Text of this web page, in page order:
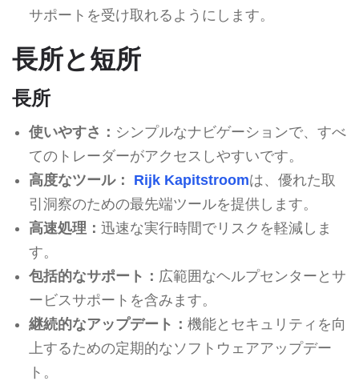
サポートを受け取れるようにします。
長所と短所
長所
使いやすさ： シンプルなナビゲーションで、すべ
てのトレーダーがアクセスしやすいです。
高度なツール：
Rijk Kapitstroomは、優れた取
引洞察のための最先端ツールを提供します。
高速処理： 迅速な実行時間でリスクを軽減しま
す。
包括的なサポート： 広範囲なヘルプセンターとサ
ービスサポートを含みます。
継続的なアップデート： 機能とセキュリティを向
上するための定期的なソフトウェアアップデー
ト。